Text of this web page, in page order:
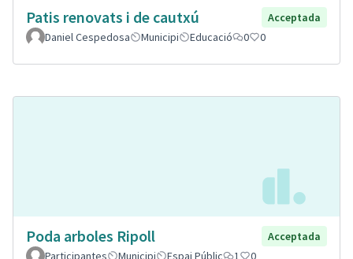
Patis renovats i de cautxú
Acceptada
Daniel Cespedosa
Municipi Educació 0 0
Poda arboles Ripoll
Acceptada
Participantes
Municipi Espai Públic 1 0